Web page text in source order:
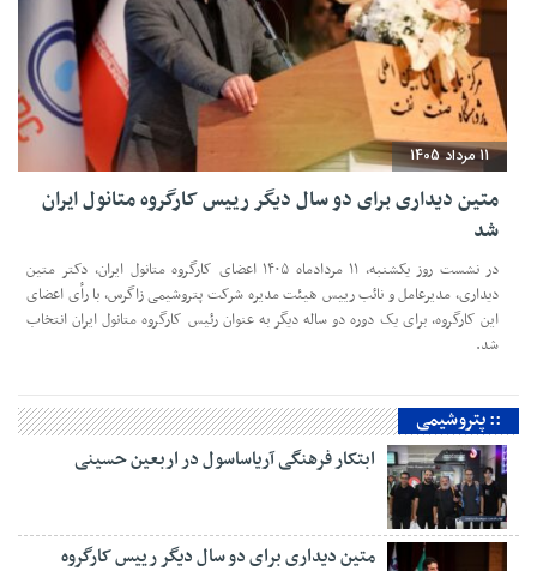
11 مرداد 1405
متین دیداری برای دو سال دیگر رییس کارگروه متانول ایران
شد
در نشست روز یکشنبه، ۱۱ مردادماه ۱۴۰۵ اعضای کارگروه متانول ایران، دکتر متین
دیداری، مدیرعامل و‌ نائب رییس هیئت مدیره شرکت پتروشیمی زاگرس، با رأی اعضای
این کارگروه، برای یک دوره دو ساله دیگر به عنوان رئیس کارگروه متانول ایران انتخاب
شد.
:: پتروشیمی
ابتکار فرهنگی آریاساسول در اربعین حسینی
متین دیداری برای دو سال دیگر رییس کارگروه